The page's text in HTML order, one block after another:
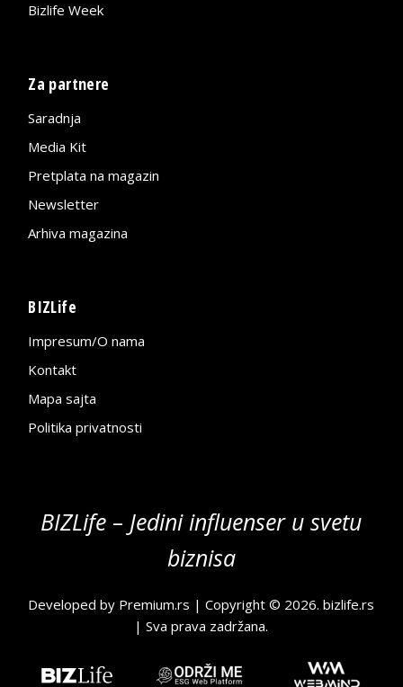
Bizlife Week
Za partnere
Saradnja
Media Kit
Pretplata na magazin
Newsletter
Arhiva magazina
BIZLife
Impresum/O nama
Kontakt
Mapa sajta
Politika privatnosti
BIZLife – Jedini influenser u svetu
biznisa
Developed by Premium.rs | Copyright © 2026.bizlife.rs
| Sva prava zadržana.